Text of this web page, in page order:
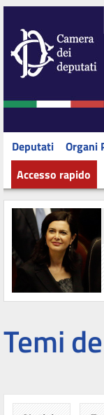
Deputati Organi
Accesso rapido
Temi